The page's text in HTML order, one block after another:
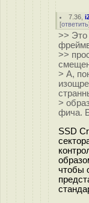
7.36 ,
[ответить
>> Это
>>
> А,
>
фича.
SSD
чтобы